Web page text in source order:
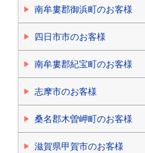
南牟婁郡御浜町のお客様
四日市市のお客様
南牟婁郡紀宝町のお客様
志摩市のお客様
桑名郡木曽岬町のお客様
滋賀県甲賀市のお客様